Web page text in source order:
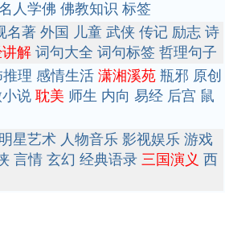
人学佛 佛教知识 标签
名著 外国 儿童 武侠 传记 励志 诗
解 词句大全 词句标签 哲理句子
理 感情生活 潇湘溪苑 瓶邪 原创
说 耽美 师生 内向 易经 后宫 鼠
明星艺术 人物音乐 影视娱乐 游戏
言情 玄幻 经典语录 三国演义 西